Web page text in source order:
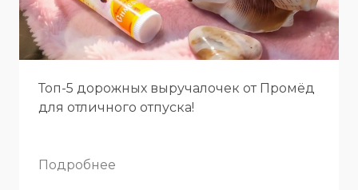
Топ-5 дорожных выручалочек от Промёд
для отличного отпуска!
Подробнее